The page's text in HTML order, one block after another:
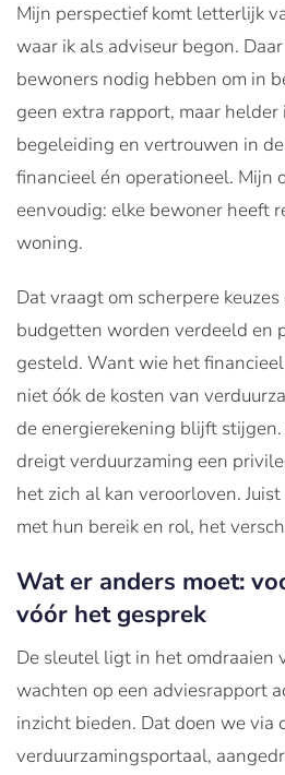
Mijn perspectief komt letterlijk
waar ik als adviseur begon.
bewoners nodig hebben om in
geen extra rapport, maar
begeleiding en vertrouwen in
financieel én operationeel. Mijn
eenvoudig: elke bewoner heeft
woning.
Dat vraagt om scherpere
budgetten worden verdeeld en
gesteld. Want wie het
niet óók de kosten van
de energierekening blijft
dreigt verduurzaming een
het zich al kan veroorloven.
met hun bereik en rol, het
Wat er anders moet:
vóór het gesprek
De sleutel ligt in het omdraaien
wachten op een adviesrapport
inzicht bieden. Dat doen we via
verduurzamingsportaal,